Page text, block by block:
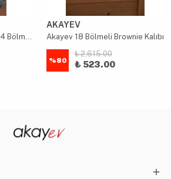
Akayev 1650ml İki Katlı 4 Bölmeli Çelik Yemek Kabı Mavi
AKAYEV
Akayev 18 Bölmeli Brownie Kalıbı
%80
₺ 2,615.00
₺ 523.00